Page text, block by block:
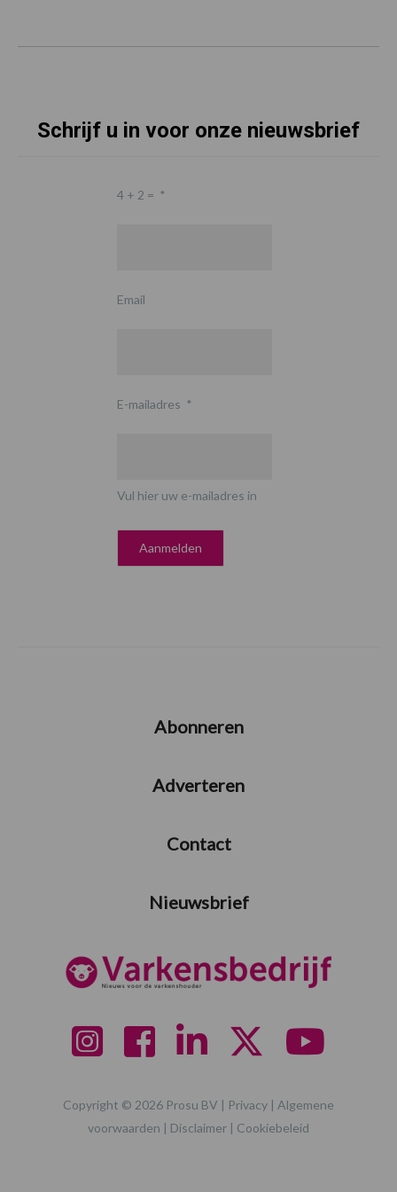
Schrijf u in voor onze nieuwsbrief
4 + 2 = *
Email
E-mailadres *
Vul hier uw e-mailadres in
Abonneren
Adverteren
Contact
Nieuwsbrief
Copyright © 2026 Prosu BV | Privacy | Algemene
voorwaarden | Disclaimer | Cookiebeleid